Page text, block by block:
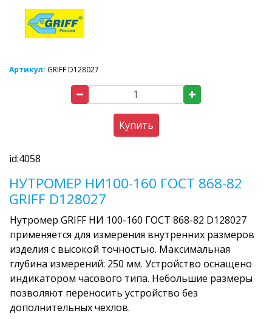
Артикул: GRIFF D128027
Купить
id:4058
НУТРОМЕР НИ100-160 ГОСТ 868-82
GRIFF D128027
Нутромер GRIFF НИ 100-160 ГОСТ 868-82 D128027
применяется для измерения внутренних размеров
изделия с высокой точностью. Максимальная
глубина измерений: 250 мм. Устройство оснащено
индикатором часового типа. Небольшие размеры
позволяют переносить устройство без
дополнительных чехлов.